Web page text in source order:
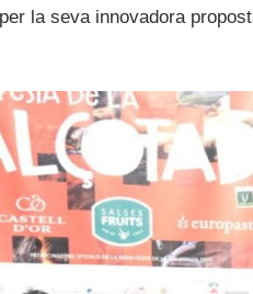
la seva innovadora